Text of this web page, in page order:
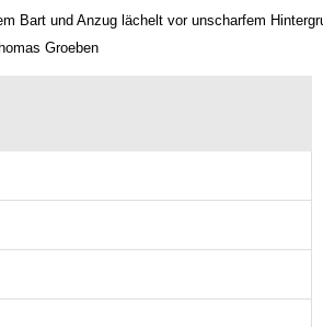
Groeben